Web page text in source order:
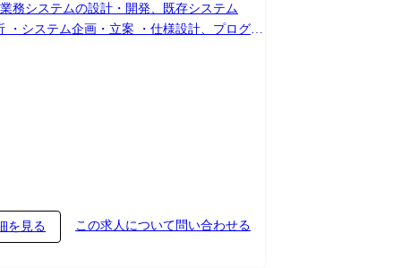
務システムの設計・開発、既存システム
を見る この求人について問い合わせる